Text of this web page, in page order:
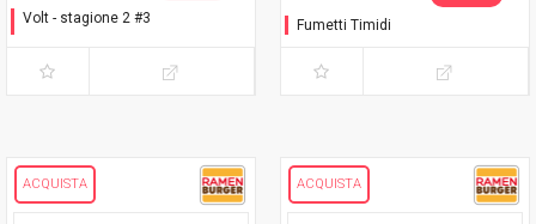
Volt - stagione 2 #3
domarli
Fumetti Timidi
ACQUISTA ACQUISTA